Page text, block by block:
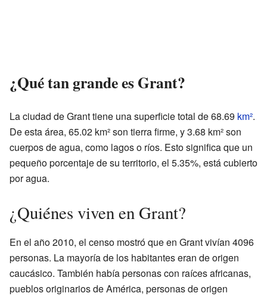
¿Qué tan grande es Grant?
La ciudad de Grant tiene una superficie total de 68.69 km².
De esta área, 65.02 km² son tierra firme, y 3.68 km² son
cuerpos de agua, como lagos o ríos. Esto significa que un
pequeño porcentaje de su territorio, el 5.35%, está cubierto
por agua.
¿Quiénes viven en Grant?
En el año 2010, el censo mostró que en Grant vivían 4096
personas. La mayoría de los habitantes eran de origen
caucásico. También había personas con raíces africanas,
pueblos originarios de América, personas de origen